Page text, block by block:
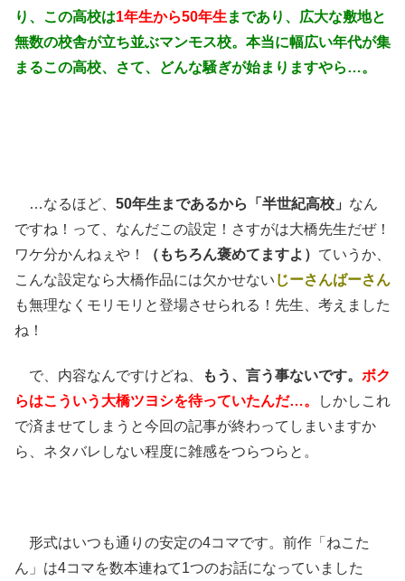
り、この高校は1年生から50年生 まであり、広大な敷地と
無数の校舎が立ち並ぶマンモス校。本当に幅広い年代が集
まるこの高校、さて、どんな騒ぎが始まりますやら…。
…なるほど、 50年生まであるから「半世紀高校」 なん
ですね！って、なんだこの設定！さすがは大橋先生だぜ！
ワケ分かんねぇや！
（もちろん褒めてますよ） ていうか、
こんな設定なら大橋作品には欠かせない じーさんばーさん
も無理なくモリモリと登場させられる！先生、考えました
ね！
で、内容なんですけどね、 もう、言う事ないです。 ボク
らはこういう大橋ツヨシを待っていたんだ…。
しかしこれ
で済ませてしまうと今回の記事が終わってしまいますか
ら、ネタバレしない程度に雑感をつらつらと。
形式はいつも通りの安定の4コマです。前作「ねこた
ん」は4コマを数本連ねて1つのお話になっていました